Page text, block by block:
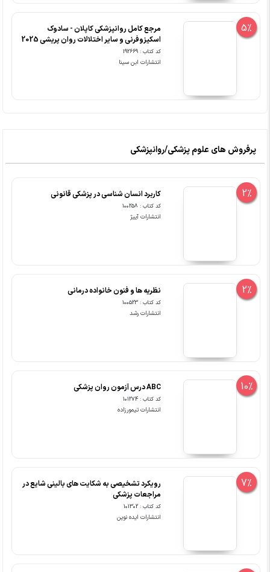
5%
مرجع کامل روانپزشکی کاپلان - سادوک
اسکیزوفرنی و سایر اختلالات روان پریشی 2025
کد کتاب : 192669
انتشارات ابن سینا
پرفروش های علوم پزشکی/روانپزشکی
2% کاربرد انسان شناسی در پزشکی قانونی
کد کتاب : 100258
انتشارات آییژ
2% نظریه ها و فنون خانواده درمانی
کد کتاب : 100523
انتشارات رشد
10% ABC درس آزمون روان پزشکی
کد کتاب : 101274
انتشارات تیمورزاده
7%
رویکرد تشخیصی به شکایت های بالینی شایع در
مراجعات پزشکی
کد کتاب : 101302
انتشارات ایده نوین